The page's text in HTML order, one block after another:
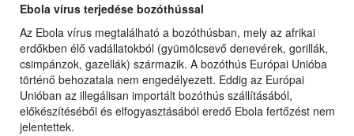
Ebola vírus terjedése bozóthússal
Az Ebola vírus megtalálható a bozóthúsban, mely az afrikai
erdőkben élő vadállatokból (gyümölcsevő denevérek, gorillák,
csimpánzok, gazellák) származik. A bozóthús Európai Unióba
történő behozatala nem engedélyezett. Eddig az Európai
Unióban az illegálisan importált bozóthús szállításából,
előkészítéséből és elfogyasztásából eredő Ebola fertőzést nem
jelentettek.